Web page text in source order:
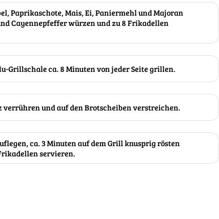
Paprikaschote, Mais, Ei, Paniermehl und Majoran
Cayennepfeffer würzen und zu 8 Frikadellen
Grillschale ca. 8 Minuten von jeder Seite grillen.
und auf den Brotscheiben verstreichen.
ca. 3 Minuten auf dem Grill knusprig rösten
servieren.